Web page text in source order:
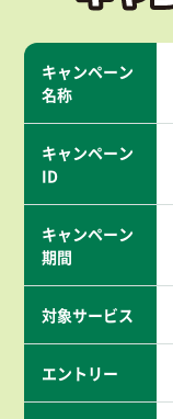
キャンペーン
名称
キャンペーン
ID
キャンペーン
期間
対象サービス
エントリー